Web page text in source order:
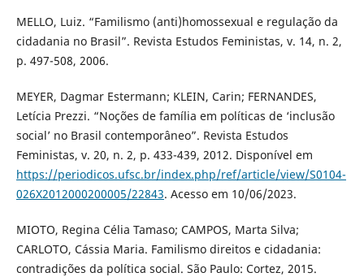
MELLO, Luiz. “Familismo (anti)homossexual e regulação da
cidadania no Brasil”. Revista Estudos Feministas, v. 14, n. 2,
p. 497-508, 2006.
MEYER, Dagmar Estermann; KLEIN, Carin; FERNANDES,
Letícia Prezzi. “Noções de família em políticas de ‘inclusão
social’ no Brasil contemporâneo”. Revista Estudos
Feministas, v. 20, n. 2, p. 433-439, 2012. Disponível em
https://periodicos.ufsc.br/index.php/ref/article/view/S0104-
026X2012000200005/22843. Acesso em 10/06/2023.
MIOTO, Regina Célia Tamaso; CAMPOS, Marta Silva;
CARLOTO, Cássia Maria. Familismo direitos e cidadania:
contradições da política social. São Paulo: Cortez, 2015.